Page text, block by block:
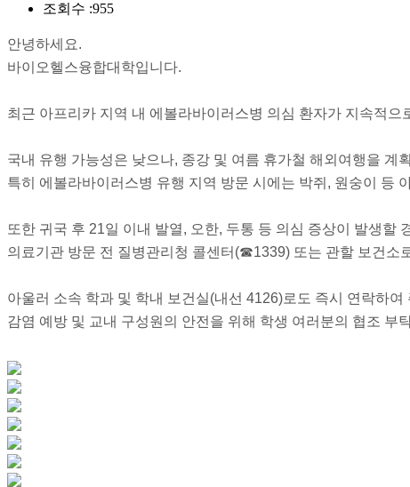
조회수 :955
안녕하세요.
바이오헬스융합대학입니다.
최근 아프리카 지역 내 에볼라바이러스병 의심 환자가 지속적
국내 유행 가능성은 낮으나, 종강 및 여름 휴가철 해외여행을
특히 에볼라바이러스병 유행 지역 방문 시에는 박쥐, 원숭이 등
또한 귀국 후 21일 이내 발열, 오한, 두통 등 의심 증상이 발생할
의료기관 방문 전 질병관리청 콜센터(☎1339) 또는 관할 보건소
아울러 소속 학과 및 학내 보건실(내선 4126)로도 즉시 연락하여
감염 예방 및 교내 구성원의 안전을 위해 학생 여러분의 협조 부